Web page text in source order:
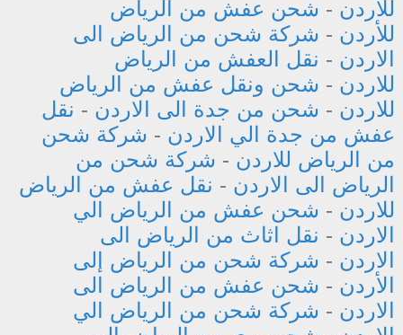
للأردن - شحن عفش من الرياض
للأردن - شركة شحن من الرياض الى
الاردن - نقل العفش من الرياض
للاردن - شحن ونقل عفش من الرياض
للاردن - شحن من جدة الى الاردن - نقل
عفش من جدة الي الاردن - شركة شحن
من الرياض للاردن - شركة شحن من
الرياض الى الاردن - نقل عفش من الرياض
للاردن - شحن عفش من الرياض الي
الاردن - نقل اثاث من الرياض الى
الاردن - شركة شحن من الرياض إلى
الأردن - شحن عفش من الرياض الى
الاردن - شركة شحن من الرياض الي